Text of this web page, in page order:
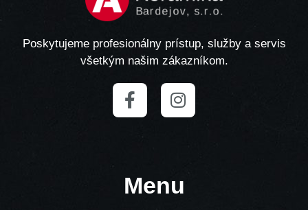
Poskytujeme profesionálny prístup, služby a servis
všetkým našim zákazníkom.
Menu